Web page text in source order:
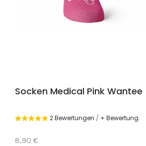
Socken Medical Pink Wantee
2 Bewertungen / + Bewertung
8,90 €